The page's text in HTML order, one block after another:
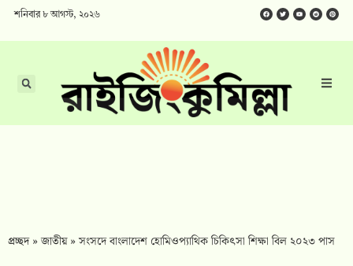
শনিবার ৮ আগস্ট, ২০২৬
প্রচ্ছদ»জাতীয়»সংসদে বাংলাদেশ হোমিওপ্যাথিক চিকিৎসা শিক্ষা বিল ২০২৩ পাস